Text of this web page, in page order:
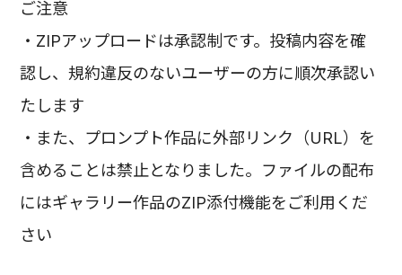
ご注意
・ZIPアップロードは承認制です。投稿内容を確
認し、規約違反のないユーザーの方に順次承認い
たします
・また、プロンプト作品に外部リンク（URL）を
含めることは禁止となりました。ファイルの配布
にはギャラリー作品のZIP添付機能をご利用くだ
さい